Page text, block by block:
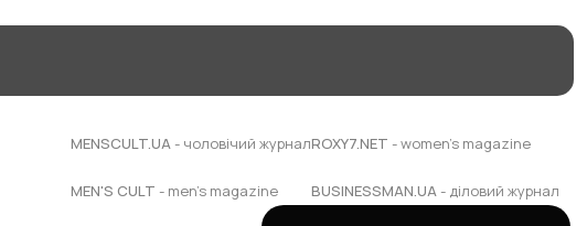
MENSCULT.UA- чоловічий журнал
MEN'S CULT - men's magazine
ROXY7.NET - women's magazine
BUSINESSMAN.UA- діловий журнал